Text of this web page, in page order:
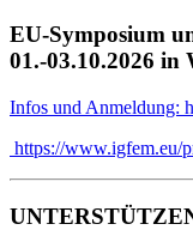
EU-Symposium
01.-03.10.2026 in
Infos und Anmeldung:
https://www.igfem.eu/